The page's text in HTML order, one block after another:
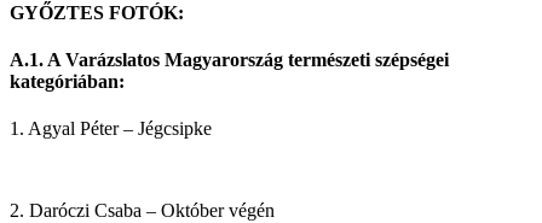
GYŐZTES FOTÓK:
A.1. A Varázslatos Magyarország természeti szépségei
kategóriában:
1. Agyal Péter – Jégcsipke
2. Daróczi Csaba – Október végén